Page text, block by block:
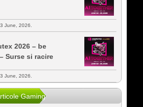
June, 2026.
2026 – be
Surse si racire
June, 2026.
Gaming